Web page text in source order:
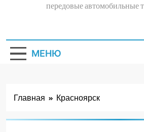
передовые автомобильные
МЕНЮ
Главная Красноярск